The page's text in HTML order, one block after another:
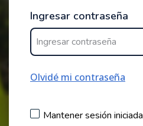
Ingresar contraseña
Olvidé mi contraseña
Mantener sesión iniciada